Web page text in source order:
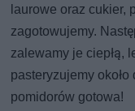
laurowe oraz cukier,
zagotowujemy.
zalewamy je ciepłą,
pasteryzujemy
pomidorów gotowa!